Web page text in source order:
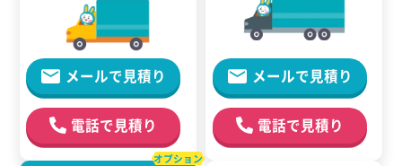
メールで見積り
電話で見積り
メールで見積り
電話で見積り
オプション